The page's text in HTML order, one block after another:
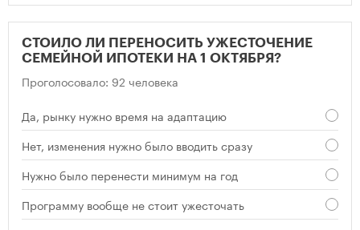
СТОИЛО ЛИ ПЕРЕНОСИТЬ УЖЕСТОЧЕНИЕ
СЕМЕЙНОЙ ИПОТЕКИ НА 1 ОКТЯБРЯ?
Проголосовало: 92 человека
Да, рынку нужно время на адаптацию
Нет, изменения нужно было вводить сразу
Нужно было перенести минимум на год
Программу вообще не стоит ужесточать